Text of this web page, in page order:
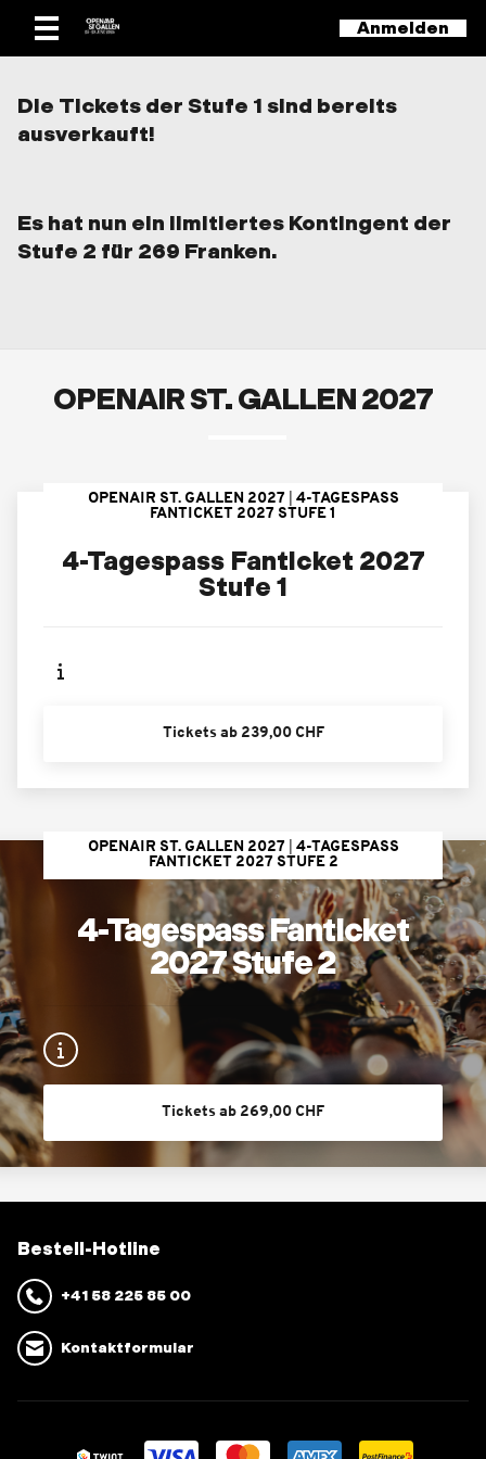
Anmelden
Die Tickets der Stufe 1 sind bereits
ausverkauft!
Es hat nun ein limitiertes Kontingent der
Stufe 2 für 269 Franken.
OPENAIR ST. GALLEN 2027
OPENAIR ST. GALLEN 2027
4-TAGESPASS
FANTICKET 2027 STUFE 1
4-Tagespass Fanticket 2027
Stufe 1
Tickets ab 239,00 CHF
OPENAIR ST. GALLEN 2027
4-TAGESPASS
FANTICKET 2027 STUFE 2
4-Tagespass Fanticket
2027 Stufe 2
Tickets ab 269,00 CHF
Bestell-Hotline
+41 58 225 85 00
Kontaktformular